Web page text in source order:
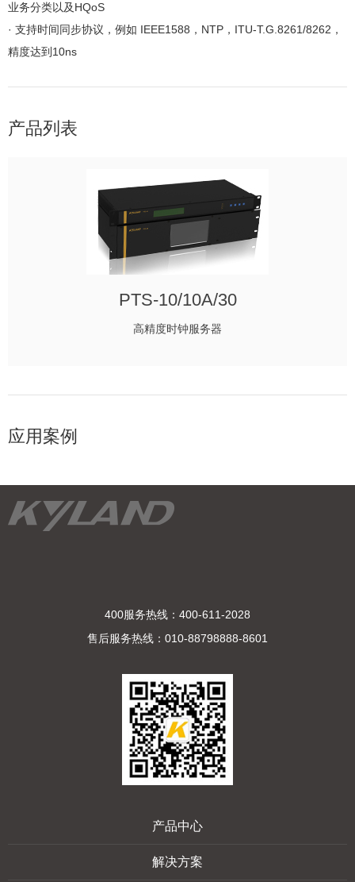
业务分类以及HQoS
· 支持时间同步协议，例如 IEEE1588，NTP，ITU-T.G.8261/8262，
精度达到10ns
产品列表
PTS-10/10A/30
高精度时钟服务器
应用案例
400服务热线：400-611-2028
售后服务热线：010-88798888-8601
产品中心
解决方案